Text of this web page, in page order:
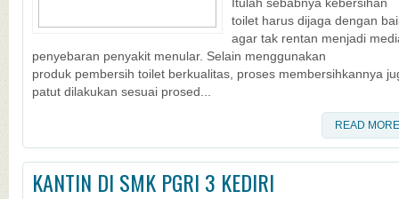
Itulah sebabnya kebersihan
toilet harus dijaga dengan
agar tak rentan menjadi
penyebaran penyakit menular. Selain menggunakan
produk pembersih toilet berkualitas, proses membersihkannya
patut dilakukan sesuai prosed...
READ MORE
KANTIN DI SMK PGRI 3 KEDIRI